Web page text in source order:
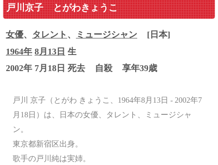
戸川京子 とがわきょうこ
女優、 タレント 、 ミュージシャン
[日本]
1964年 8月13日 生
2002年 7月18日 死去
自殺 享年39歳
戸川 京子（とがわ きょうこ、1964年8月13日 - 2002年7
月18日）は、日本の女優、タレント、ミュージシャ
ン。
東京都新宿区出身。
歌手の戸川純は実姉。